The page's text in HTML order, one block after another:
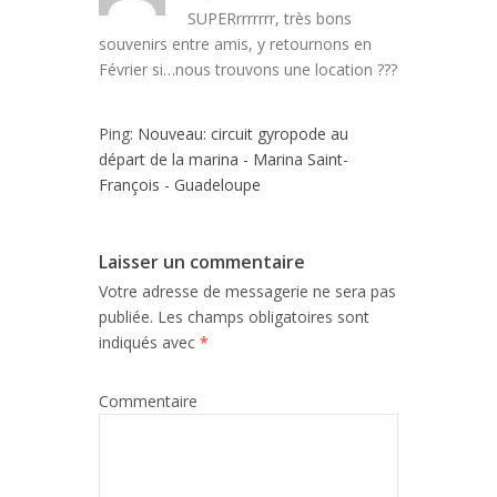
SUPERrrrrrrr, très bons
souvenirs entre amis, y retournons en
Février si…nous trouvons une location ???
Ping: Nouveau: circuit gyropode au
départ de la marina - Marina Saint-
François - Guadeloupe
Laisser un commentaire
Votre adresse de messagerie ne sera pas
publiée. Les champs obligatoires sont
indiqués avec *
Commentaire